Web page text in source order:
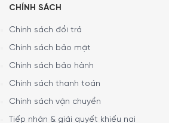
CHÍNH SÁCH
Chính sách đổi trả
Chính sách bảo mật
Chính sách bảo hành
Chính sách thanh toán
Chính sách vận chuyển
Tiếp nhận & giải quyết khiếu nại